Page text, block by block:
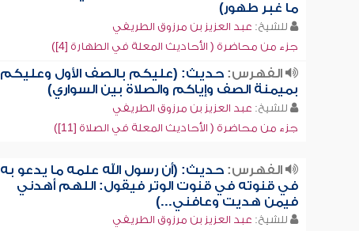
ما غبر طهور)
للشيخ: عبد العزيز بن مرزوق الطريفي
جزء من محاضرة ( الأحاديث المعلة في الطهارة [4])
الفهرس:حديث: (عليكم بالصف الأول وعليكم
بميمنة الصف وإياكم والصلاة بين السواري)
للشيخ: عبد العزيز بن مرزوق الطريفي
جزء من محاضرة ( الأحاديث المعلة في الصلاة [11])
الفهرس:حديث: (أن رسول الله علمه ما يدعو به
في قنوته في قنوت الوتر فيقول: اللهم أهدني
فيمن هديت وعافني...)
للشيخ: عبد العزيز بن مرزوق الطريفي